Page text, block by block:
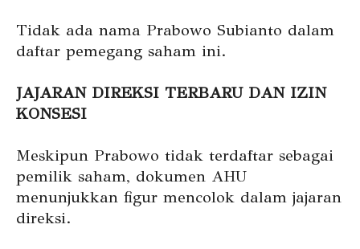
Tidak ada nama Prabowo Subianto dalam
daftar pemegang saham ini.
JAJARAN DIREKSI TERBARU DAN IZIN
KONSESI
Meskipun Prabowo tidak terdaftar sebagai
pemilik saham, dokumen AHU
menunjukkan figur mencolok dalam jajaran
direksi.